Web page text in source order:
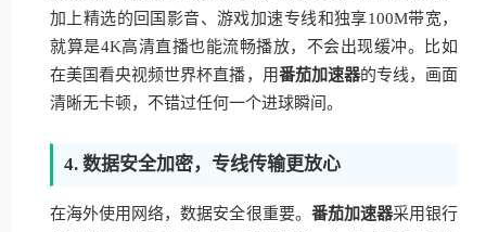
加上精选的回国影音、游戏加速专线和独享100M带宽，
就算是4K高清直播也能流畅播放，不会出现缓冲。比如
在美国看央视频世界杯直播，用番茄加速器的专线，画面
清晰无卡顿，不错过任何一个进球瞬间。
4. 数据安全加密，专线传输更放心
在海外使用网络，数据安全很重要。 番茄加速器采用银行